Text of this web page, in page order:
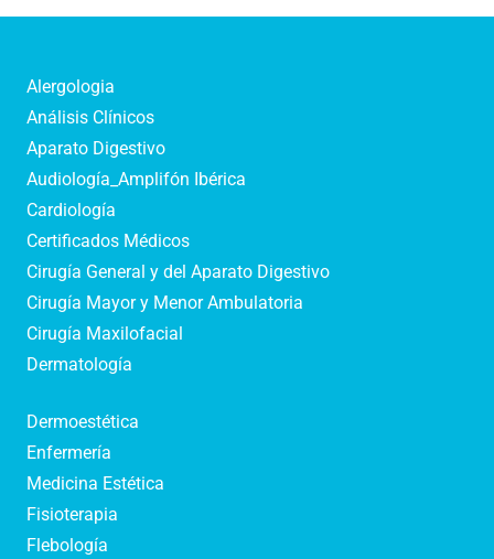
Alergologia
Análisis Clínicos
Aparato Digestivo
Audiología_Amplifón Ibérica
Cardiología
Certificados Médicos
Cirugía General y del Aparato Digestivo
Cirugía Mayor y Menor Ambulatoria
Cirugía Maxilofacial
Dermatología
Dermoestética
Enfermería
Medicina Estética
Fisioterapia
Flebología